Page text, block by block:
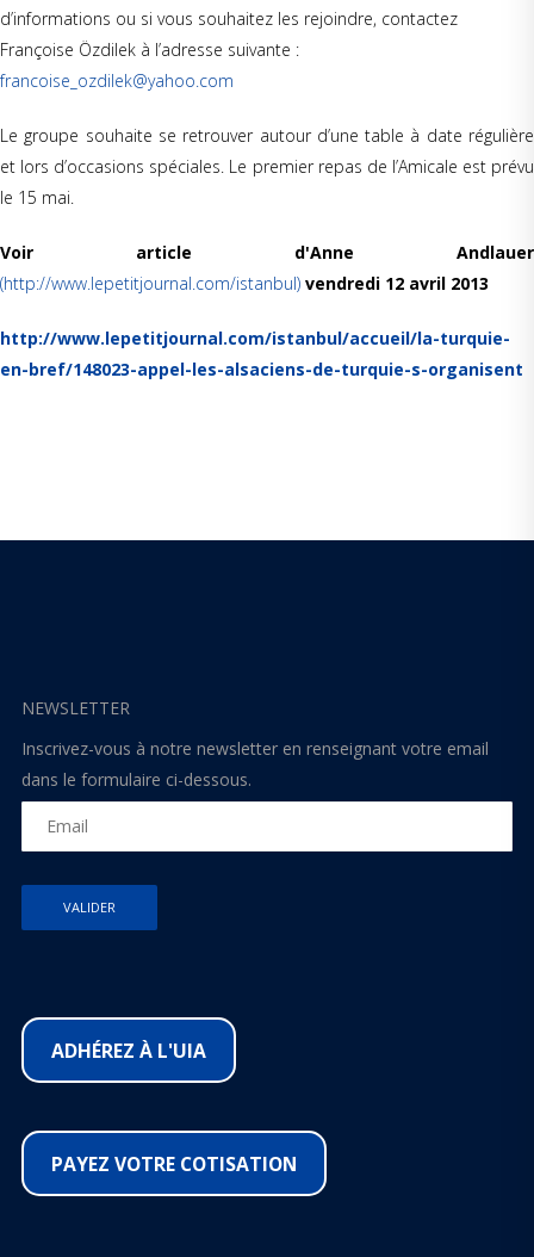
d’informations ou si vous souhaitez les rejoindre, contactez
Françoise Özdilek à l’adresse suivante :
francoise_ozdilek@yahoo.com
Le groupe souhaite se retrouver autour d’une table à date régulière
et lors d’occasions spéciales. Le premier repas de l’Amicale est prévu
le 15 mai.
Voir article d'Anne Andlauer
(http://www.lepetitjournal.com/istanbul) vendredi 12 avril 2013
http://www.lepetitjournal.com/istanbul/accueil/la-turquie-
en-bref/148023-appel-les-alsaciens-de-turquie-s-organisent
NEWSLETTER
Inscrivez-vous à notre newsletter en renseignant votre email
dans le formulaire ci-dessous.
ADHÉREZ À L'UIA
PAYEZ VOTRE COTISATION